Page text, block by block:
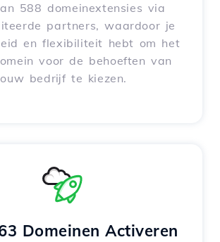
588 domeinextensies via
partners, waardoor je
en flexibiliteit hebt om het
voor de behoeften van
bedrijf te kiezen.
Domeinen Activeren